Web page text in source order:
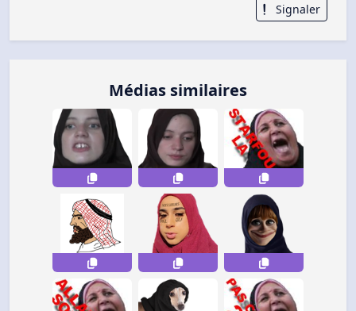
Signaler
Médias similaires